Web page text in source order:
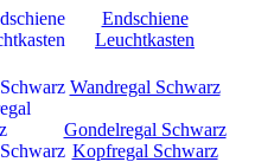
Endschiene
Leuchtkasten
Wandregal Schwarz
Gondelregal Schwarz
Kopfregal Schwarz